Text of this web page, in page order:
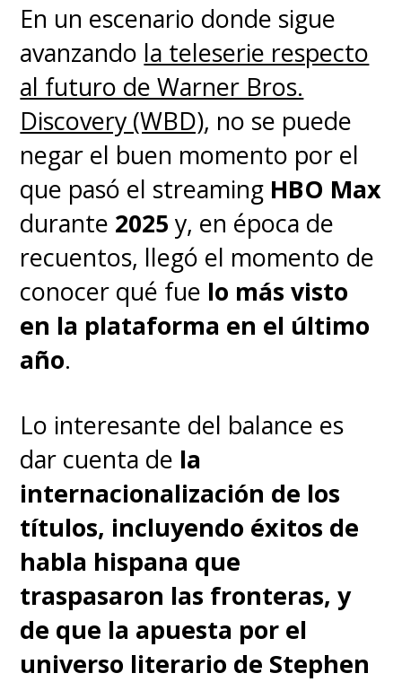
2. Caraxes
Jinete:Daemon Targaryen
Descripción:
peculiar color rojo. Caraxes es
un dragón temible y curtido en
batalla, con un cuerpo largo y
serpentino. Su relación con
Daemon es intensa y agresiva,
reflejando la naturaleza belicosa
y estratégica del príncipe. Juntos
forman un dúo letal en el campo
En un escenario donde sigue
avanzando la teleserie respecto
al futuro de Warner Bros.
Discovery (WBD), no se puede
negar el buen momento por el
que pasó el streaming HBO Max
durante 2025 y, en época de
recuentos, llegó el momento de
conocer qué fue lo más visto
en la plataforma en el último
año.
Lo interesante del balance es
dar cuenta de la
internacionalización de los
títulos, incluyendo éxitos de
habla hispana que
traspasaron las fronteras, y
de que la apuesta por el
universo literario de Stephen